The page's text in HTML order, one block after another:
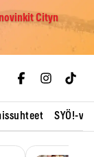
Cityn
SYÖ!-